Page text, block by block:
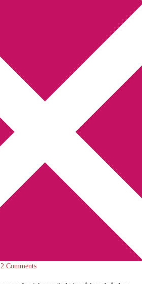
litteratur-
kriminalromaner, thrillers
Författarfemman
Webbshop Amazon
Bloggmaraton
Min tv-blogg
Andrea Maria Schenkel /
Schenkel
Mordbyn av
Schenkel
2 Comments